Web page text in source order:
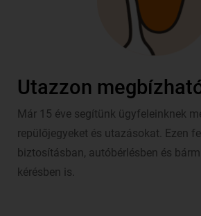
Utazzon
Már 15 éve segítünk ügyfeleinknek
repülőjegyeket és utazásokat. Ezen
biztosításban, autóbérlésben és
kérésben is.